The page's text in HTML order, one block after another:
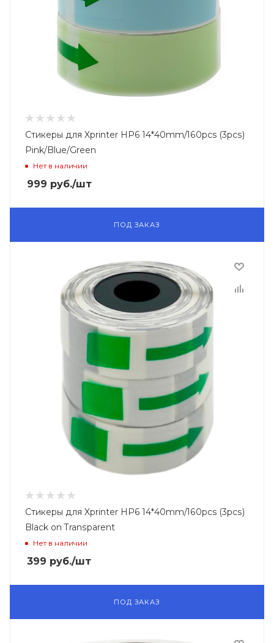
Стикеры для Xprinter HP6 14*40mm/160pcs (3pcs)
Pink/Blue/Green
Нет в наличии
999 руб./шт
ПОД ЗАКАЗ
Стикеры для Xprinter HP6 14*40mm/160pcs (3pcs)
Black on Transparent
Нет в наличии
399 руб./шт
ПОД ЗАКАЗ